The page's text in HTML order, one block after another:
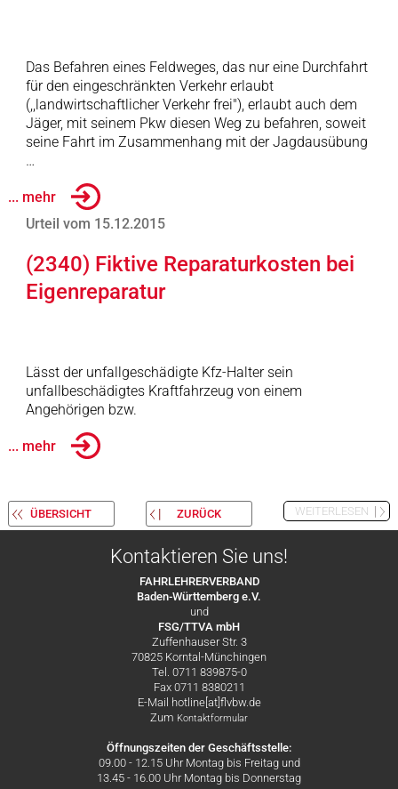
Das Befahren eines Feldweges, das nur eine Durchfahrt
für den eingeschränkten Verkehr erlaubt
(,,landwirtschaftlicher Verkehr frei"), erlaubt auch dem
Jäger, mit seinem Pkw diesen Weg zu befahren, soweit
seine Fahrt im Zusammenhang mit der Jagdausübung
…
... mehr
Urteil vom 15.12.2015
(2340) Fiktive Reparaturkosten bei
Eigenreparatur
Lässt der unfallgeschädigte Kfz-Halter sein
unfallbeschädigtes Kraftfahrzeug von einem
Angehörigen bzw.
... mehr
ÜBERSICHT ZURÜCK WEITERLESEN
Kontaktieren Sie uns!
FAHRLEHRERVERBAND
Baden-Württemberg e.V.
und
FSG/TTVA mbH
Zuffenhauser Str. 3
70825 Korntal-Münchingen
Tel. 0711 839875-0
Fax 0711 8380211
E-Mail hotline[at]flvbw.de
Zum Kontaktformular
Öffnungszeiten der Geschäftsstelle:
09.00 - 12.15 Uhr Montag bis Freitag und
13.45 - 16.00 Uhr Montag bis Donnerstag